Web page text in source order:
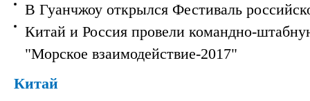
В Гуанчжоу открылся Фестиваль
Китай и Россия провели командно-
"Морское взаимодействие-2017"
Китай